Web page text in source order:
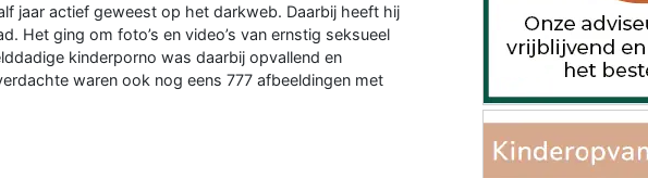
jaar actief geweest op het darkweb. Daarbij heeft hij
Het ging om foto’s en video’s van ernstig seksueel
kinderporno was daarbij opvallend en
waren ook nog eens 777 afbeeldingen met